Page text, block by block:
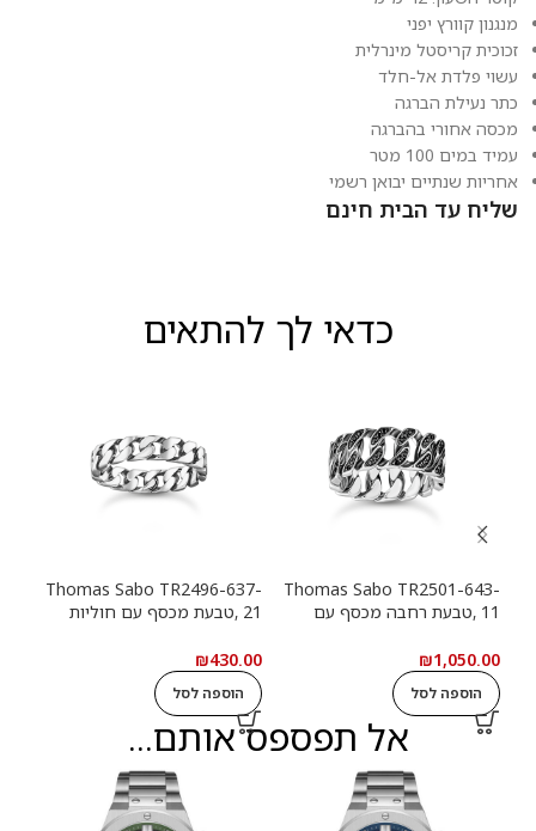
מנגנון קוורץ יפני
זכוכית קריסטל מינרלית
עשוי פלדת אל-חלד
כתר נעילת הברגה
מכסה אחורי בהברגה
עמיד במים 100 מטר
אחריות שנתיים יבואן רשמי
שליח עד הבית חינם
כדאי לך להתאים
Thomas Sabo TR2501-643-
11 ,טבעת רחבה מכסף עם
₪1,050.00
הוספה לסל
Thomas Sabo TR2496-637-
21 ,טבעת מכסף עם חוליות
₪430.00
הוספה לסל
אל תפספס אותם...